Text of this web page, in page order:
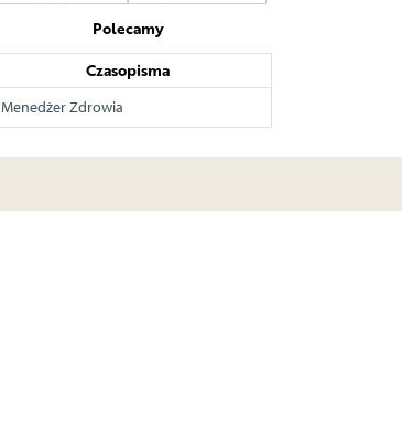
Polecamy
Czasopisma
Menedżer Zdrowia